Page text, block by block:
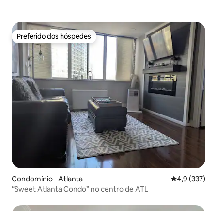
Preferido dos hóspedes
Preferido dos hóspedes
Condomínio ⋅ Atlanta 4,9 de uma
4,9 (337)
“Sweet Atlanta Condo” no centro de ATL